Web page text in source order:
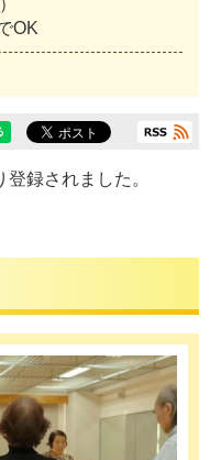
OK
登録されました。